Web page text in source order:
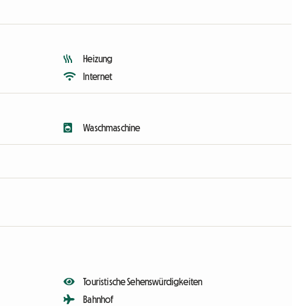
Heizung
Internet
Waschmaschine
Touristische Sehenswürdigkeiten
Bahnhof